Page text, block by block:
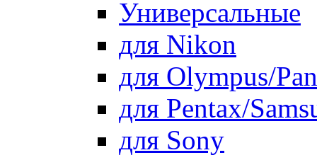
Универсальные
для Nikon
для Olympus/
для Pentax/
для Sony